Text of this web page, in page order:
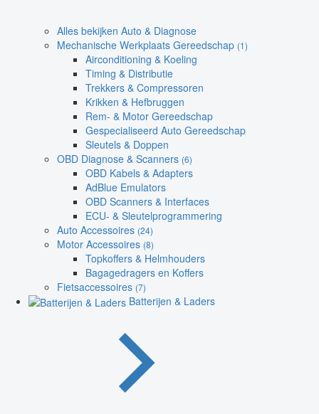
Alles bekijken Auto & Diagnose
Mechanische Werkplaats Gereedschap (1)
Airconditioning & Koeling
Timing & Distributie
Trekkers & Compressoren
Krikken & Hefbruggen
Rem- & Motor Gereedschap
Gespecialiseerd Auto Gereedschap
Sleutels & Doppen
OBD Diagnose & Scanners (6)
OBD Kabels & Adapters
AdBlue Emulators
OBD Scanners & Interfaces
ECU- & Sleutelprogrammering
Auto Accessoires (24)
Motor Accessoires (8)
Topkoffers & Helmhouders
Bagagedragers en Koffers
Fietsaccessoires (7)
Batterijen & Laders